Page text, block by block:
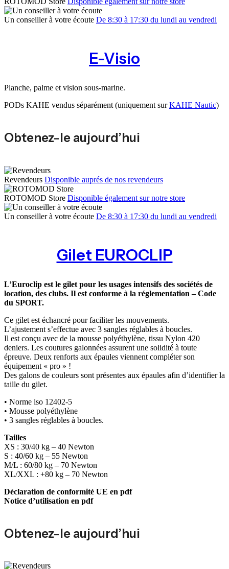
Un conseiller à votre écoute De 8:30 à 17:30 du lundi au vendredi
E-Visio
Planche, palme et vision sous-marine.
PODs KAHE vendus séparément (uniquement surKAHE Nautic)
Obtenez-le aujourd’hui
Revendeurs Disponible auprés de nos revendeurs
ROTOMOD Store Disponible également sur notre store
Un conseiller à votre écoute De 8:30 à 17:30 du lundi au vendredi
Gilet EUROCLIP
L’Euroclip est le gilet pour les usages intensifs des sociétés de
location, des clubs. Il est conforme à la réglementation – Code
du SPORT.
Ce gilet est échancré pour faciliter les mouvements.
L’ajustement s’effectue avec 3 sangles réglables à boucles.
Il est conçu avec de la mousse polyéthylène, tissu Nylon 420
deniers. Les coutures galonnées assurent une solidité à toute
épreuve. Deux renforts aux épaules viennent compléter son
équipement « pro » !
Des galons de couleurs sont présentes aux épaules afin d’identifier la
taille du gilet.
• Norme iso 12402-5
• Mousse polyéthylène
• 3 sangles réglables à boucles.
Tailles
XS : 30/40 kg – 40 Newton
S : 40/60 kg – 55 Newton
M/L : 60/80 kg – 70 Newton
XL/XXL : +80 kg – 70 Newton
Déclaration de conformité UE en pdf
Notice d’utilisation en pdf
Obtenez-le aujourd’hui